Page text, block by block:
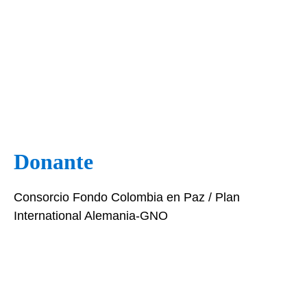
Donante
Consorcio Fondo Colombia en Paz / Plan
International Alemania-GNO